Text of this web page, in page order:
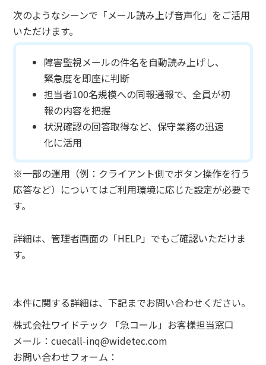
次のようなシーンで「メール読み上げ音声化」をご活用
いただけます。
障害監視メールの件名を自動読み上げし、
緊急度を即座に判断
担当者100名規模への同報通報で、全員が初
報の内容を把握
状況確認の回答取得など、保守業務の迅速
化に活用
※一部の運用（例：クライアント側でボタン操作を行う
応答など）についてはご利用環境に応じた設定が必要で
す。
詳細は、管理者画面の「HELP」でもご確認いただけま
す。
本件に関する詳細は、下記までお問い合わせください。
株式会社ワイドテック 「急コール」お客様担当窓口
メール：cuecall-inq@widetec.com
お問い合わせフォーム：